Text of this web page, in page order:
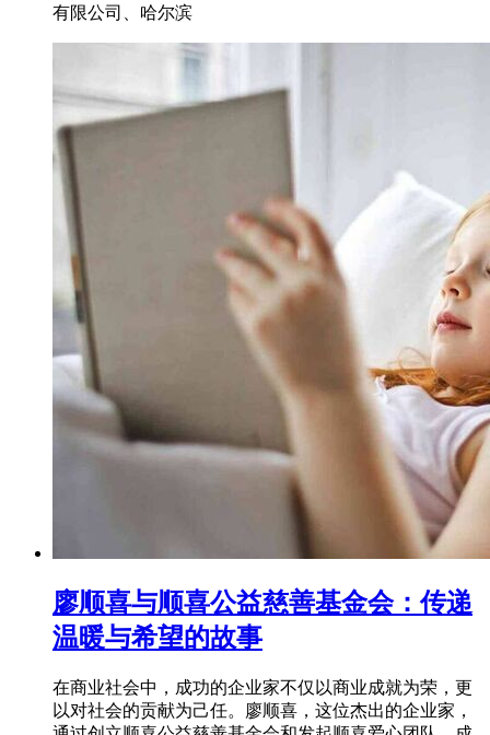
有限公司、哈尔滨
廖顺喜与顺喜公益慈善基金会：传递
温暖与希望的故事
在商业社会中，成功的企业家不仅以商业成就为荣，更
以对社会的贡献为己任。廖顺喜，这位杰出的企业家，